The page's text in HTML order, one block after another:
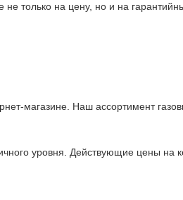
только на цену, но и на
магазине. Наш ассортимент
уровня. Действующие цены на